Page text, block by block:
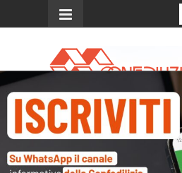
Menu
Il Messaggero –